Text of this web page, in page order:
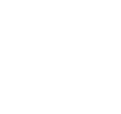
La obra, que
Málaga’, con un
elementos icónicos
cartel refleja la
mostramos los
evento, con